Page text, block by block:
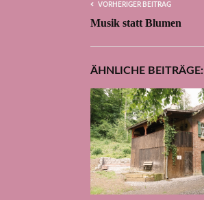
VORHERIGER BEITRAG
Musik statt Blumen
ÄHNLICHE BEITRÄGE: